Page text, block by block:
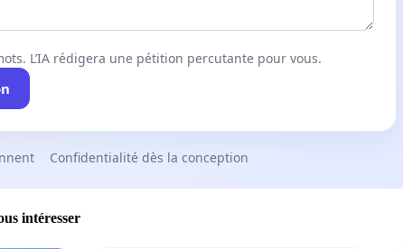
L’IA rédigera une pétition percutante pour vous.
Confidentialité dès la conception
intéresser